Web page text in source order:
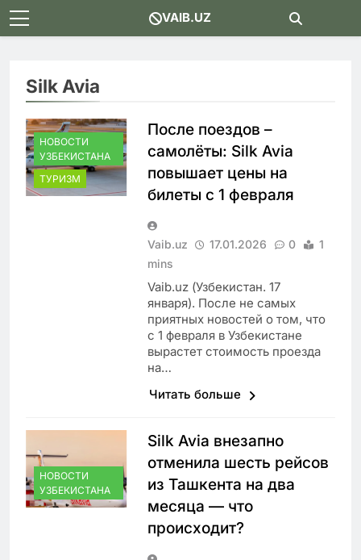
Skip
to
VAIB.UZ
Silk Avia
НОВОСТИ
УЗБЕКИСТАНА
ТУРИЗМ
После поездов –
самолёты: Silk Avia
повышает цены на
билеты с 1 февраля
Vaib.uz 17.01.2026 0
1
mins
Vaib.uz (Узбекистан. 17
января). После не самых
приятных новостей о том, что
с 1 февраля в Узбекистане
вырастет стоимость проезда
на…
Читать больше
НОВОСТИ
УЗБЕКИСТАНА
Silk Avia внезапно
отменила шесть рейсов
из Ташкента на два
месяца — что
происходит?